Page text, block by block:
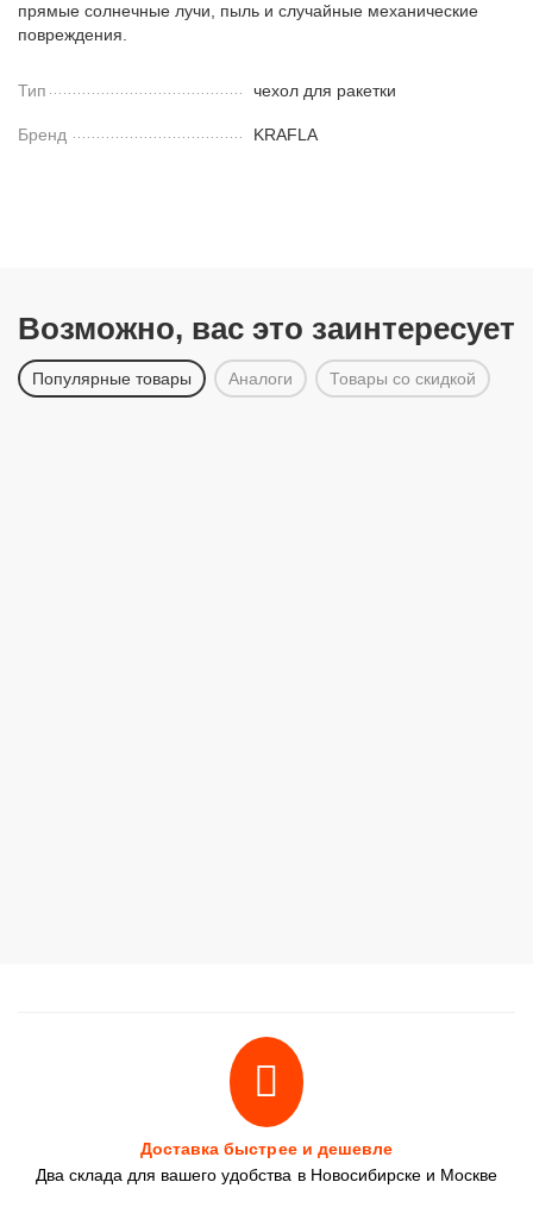
прямые солнечные лучи, пыль и случайные механические
повреждения.
Тип чехол для ракетки
Бренд KRAFLA
Возможно, вас это заинтересует
Популярные товары Аналоги Товары со скидкой
Доставка быстрее и дешевле
Два склада для вашего удобства в Новосибирске и Москве